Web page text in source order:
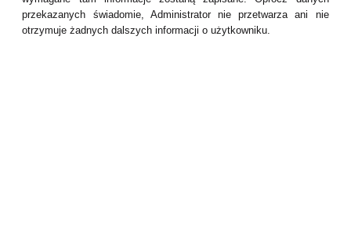
przekazanych świadomie, Administrator nie przetwarza ani nie
otrzymuje żadnych dalszych informacji o użytkowniku.